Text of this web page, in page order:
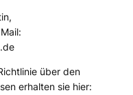
über den
erhalten sie hier: